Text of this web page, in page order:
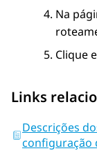
Na
Clique
Links
Descrições
configuração